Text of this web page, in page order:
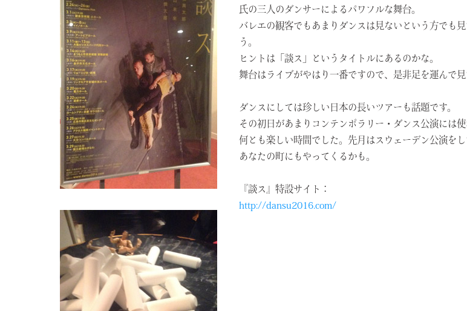
氏の三人のダンサーによるパワフルな舞台。
バレエの観客でもあまりダンスは見ないという方でも
う。
ヒントは「談ス」というタイトルにあるのかな。
舞台はライブがやはり一番ですので、是非足を運んで見
ダンスにしては珍しい日本の長いツアーも話題です。
その初日があまりコンテンポラリー・ダンス公演には
何とも楽しい時間でした。先月はスウェーデン公演を
あなたの町にもやってくるかも。
『談ス』特設サイト：
http://dansu2016.com/